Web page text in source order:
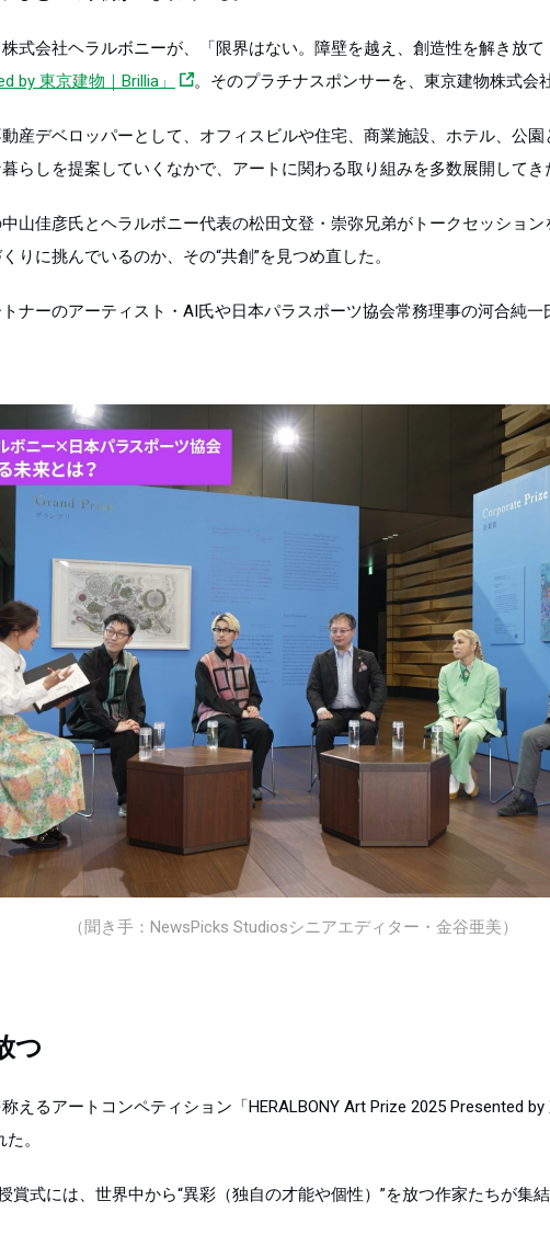
式会社ヘラルボニーが、「限界はない。障壁を越え、創造性を解き放
by 東京建物｜Brillia」
。そのプラチナスポンサーを、東京建物株式会
産デベロッパーとして、オフィスビルや住宅、商業施設、ホテル、公
らしを提案していくなかで、アートに関わる取り組みを多数展開してき
山佳彦氏とヘラルボニー代表の松田文登・崇弥兄弟がトークセッショ
りに挑んでいるのか、その“共創”を見つめ直した。
ナーのアーティスト・AI氏や日本パラスポーツ協会常務理事の河合純
（聞き手：NewsPicks Studiosシニアエディター・金谷亜美）
つ
えるアートコンペティション「HERALBONY Art Prize 2025 Presented
。
式には、世界中から“異彩（独自の才能や個性）”を放つ作家たちが集結